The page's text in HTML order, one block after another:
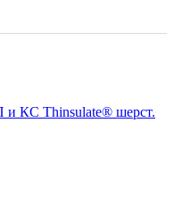
и КС Thinsulate® шерст.